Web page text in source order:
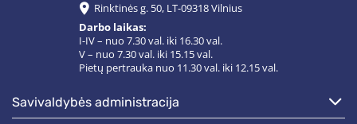
Rinktinės g. 50, LT-09318 Vilnius
Darbo laikas:
I-IV – nuo 7.30 val. iki 16.30 val.
V – nuo 7.30 val. iki 15.15 val.
Pietų pertrauka nuo 11.30 val. iki 12.15 val.
savivaldybės administracija